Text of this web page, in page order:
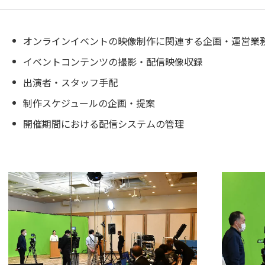
オンラインイベントの映像制作に関連する企画・運営業
イベントコンテンツの撮影・配信映像収録
出演者・スタッフ手配
制作スケジュールの企画・提案
開催期間における配信システムの管理